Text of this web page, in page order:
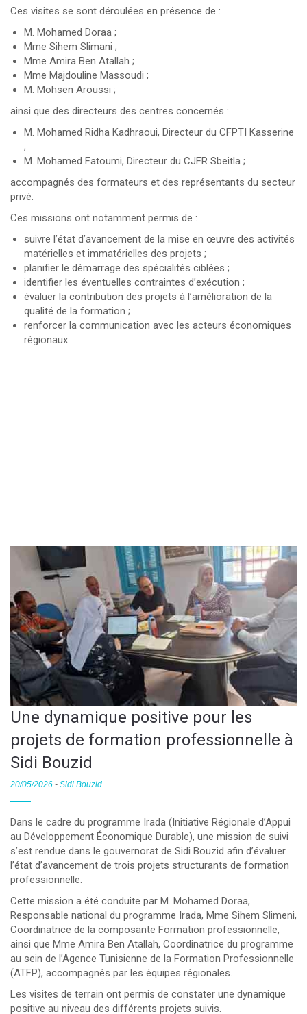
Ces visites se sont déroulées en présence de :
M. Mohamed Doraa ;
Mme Sihem Slimani ;
Mme Amira Ben Atallah ;
Mme Majdouline Massoudi ;
M. Mohsen Aroussi ;
ainsi que des directeurs des centres concernés :
M. Mohamed Ridha Kadhraoui, Directeur du CFPTI Kasserine
;
M. Mohamed Fatoumi, Directeur du CJFR Sbeitla ;
accompagnés des formateurs et des représentants du secteur
privé.
Ces missions ont notamment permis de :
suivre l’état d’avancement de la mise en œuvre des activités
matérielles et immatérielles des projets ;
planifier le démarrage des spécialités ciblées ;
identifier les éventuelles contraintes d’exécution ;
évaluer la contribution des projets à l’amélioration de la
qualité de la formation ;
renforcer la communication avec les acteurs économiques
régionaux.
Une dynamique positive pour les
projets de formation professionnelle à
Sidi Bouzid
20/05/2026 - Sidi Bouzid
Dans le cadre du programme Irada (Initiative Régionale d’Appui
au Développement Économique Durable), une mission de suivi
s’est rendue dans le gouvernorat de Sidi Bouzid afin d’évaluer
l’état d’avancement de trois projets structurants de formation
professionnelle.
Cette mission a été conduite par M. Mohamed Doraa,
Responsable national du programme Irada, Mme Sihem Slimeni,
Coordinatrice de la composante Formation professionnelle,
ainsi que Mme Amira Ben Atallah, Coordinatrice du programme
au sein de l’Agence Tunisienne de la Formation Professionnelle
(ATFP), accompagnés par les équipes régionales.
Les visites de terrain ont permis de constater une dynamique
positive au niveau des différents projets suivis.